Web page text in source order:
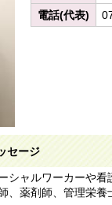
電話(代表)
セージ
シャルワーカーや
、薬剤師、管理栄